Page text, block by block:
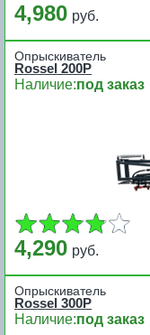
4,980 руб.
Опрыскиватель
Rossel 200P
Наличие:под заказ
4,290 руб.
Опрыскиватель
Rossel 300P
Наличие:под заказ